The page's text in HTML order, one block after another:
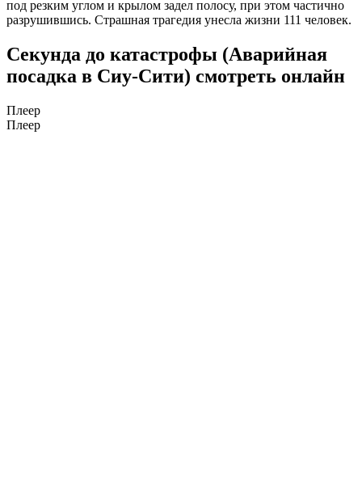
под резким углом и крылом задел полосу, при этом частично
разрушившись. Страшная трагедия унесла жизни 111 человек.
Секунда до катастрофы (Аварийная
посадка в Сиу-Сити) смотреть онлайн
Плеер
Плеер